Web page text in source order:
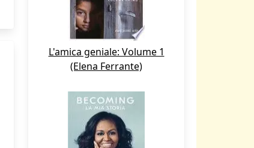
L'amica geniale: Volume 1
(Elena Ferrante)